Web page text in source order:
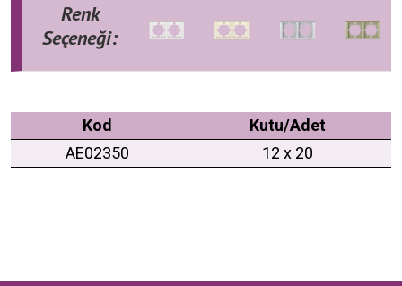
Renk
Seçeneği:
Kod
Kutu/Adet
AE02350
12 x 20